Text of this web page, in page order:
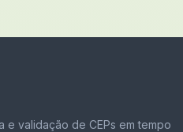
e validação de CEPs em tempo